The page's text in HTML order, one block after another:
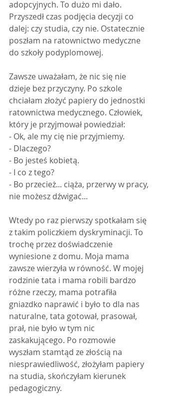
adopcyjnych. To dużo mi dało.
Przyszedł czas podjęcia decyzji co
dalej: czy studia, czy nie. Ostatecznie
poszłam na ratownictwo medyczne
do szkoły podyplomowej.
Zawsze uważałam, że nic się nie
dzieje bez przyczyny. Po szkole
chciałam złożyć papiery do jednostki
ratownictwa medycznego. Człowiek,
który je przyjmował powiedział:
- Ok, ale my cię nie przyjmiemy.
- Dlaczego?
- Bo jesteś kobietą.
- I co z tego?
- Bo przecież... ciąża, przerwy w pracy,
nie możesz dźwigać...
Wtedy po raz pierwszy spotkałam się
z takim policzkiem dyskryminacji. To
trochę przez doświadczenie
wyniesione z domu. Moja mama
zawsze wierzyła w równość. W mojej
rodzinie tata i mama robili bardzo
różne rzeczy, mama potrafiła
gniazdko naprawić i było to dla nas
naturalne, tata gotował, prasował,
prał, nie było w tym nic
zaskakującego. Po rozmowie
wyszłam stamtąd ze złością na
niesprawiedliwość, złożyłam papiery
na studia, skończyłam kierunek
pedagogiczny.